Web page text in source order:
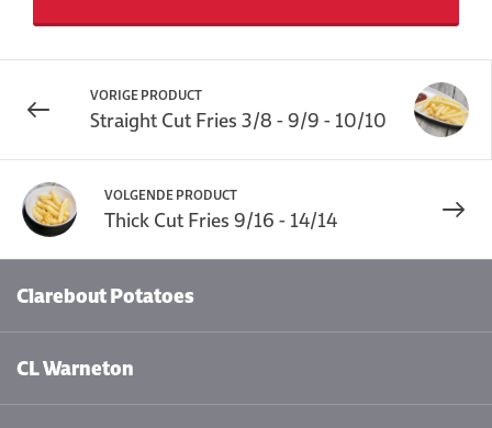
VORIGE PRODUCT
Straight Cut Fries 3/8 - 9/9 - 10/10
VOLGENDE PRODUCT
Thick Cut Fries 9/16 - 14/14
Clarebout Potatoes
CL Warneton